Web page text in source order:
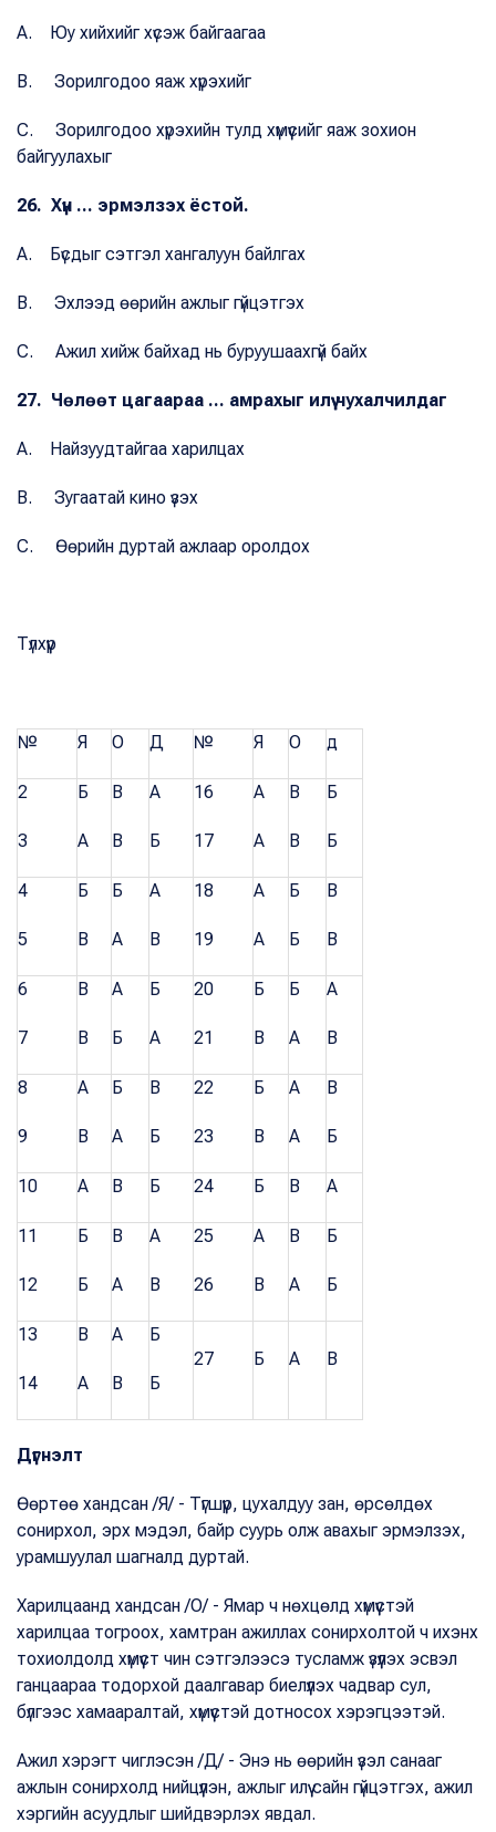
A. Юу хийхийг хүсэж байгаагаа
B. Зорилгодоо яаж хүрэхийг
C. Зорилгодоо хүрэхийн тулд хүмүүсийг яаж зохион
байгуулахыг
26. Хүн ... эрмэлзэх ёстой.
A. Бүсдыг сэтгэл хангалуун байлгах
B. Эхлээд өөрийн ажлыг гүйцэтгэх
C. Ажил хийж байхад нь буруушаахгүй байх
27. Чөлөөт цагаараа ... амрахыг илүү чухалчилдаг
A. Найзуудтайгаа харилцах
B. Зугаатай кино үзэх
C. Өөрийн дуртай ажлаар оролдох
Түлхүүр
№ Я О Д № Я О д
2
3
Б
А
В
В
А
Б
16
17
А
А
В
В
Б
Б
4
5
Б
В
Б
А
А
В
18
19
А
А
Б
Б
В
В
6
7
В
В
А
Б
Б
А
20
21
Б
В
Б
А
А
В
8
9
А
В
Б
А
В
Б
22
23
Б
В
А
А
В
Б
10 А В Б 24 Б В А
11
12
Б
Б
В
А
А
В
25
26
А
В
В
А
Б
Б
13
14
В
А
А
В
Б
Б
27 Б А В
Дүгнэлт
Өөртөө хандсан /Я/ - Түгшүүр, цухалдуу зан, өрсөлдөх
сонирхол, эрх мэдэл, байр суурь олж авахыг эрмэлзэх,
урамшуулал шагналд дуртай.
Харилцаанд хандсан /О/ - Ямар ч нөхцөлд хүмүүстэй
харилцаа тогроох, хамтран ажиллах сонирхолтой ч ихэнх
тохиолдолд хүмүүст чин сэтгэлээсэ тусламж үзүүлэх эсвэл
ганцаараа тодорхой даалгавар биелүүлэх чадвар сул,
бүлгээс хамааралтай, хүмүүстэй дотносох хэрэгцээтэй.
Ажил хэрэгт чиглэсэн /Д/ - Энэ нь өөрийн үзэл санааг
ажлын сонирхолд нийцүүлэн, ажлыг илүү сайн гүйцэтгэх, ажил
хэргийн асуудлыг шийдвэрлэх явдал.